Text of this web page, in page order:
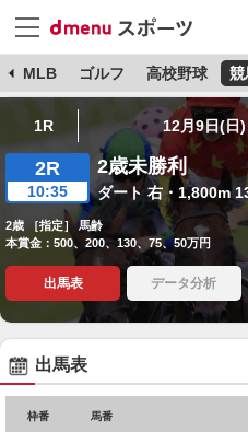
MLB ゴルフ 高校野球 競
1R 12月9日(日
2R
10:35
2歳未勝利
ダート 右・1,800m
2歳 ［指定］ 馬齢
本賞金：500、200、130、75、50万円
出馬表 データ分析
出馬表
枠番 馬番